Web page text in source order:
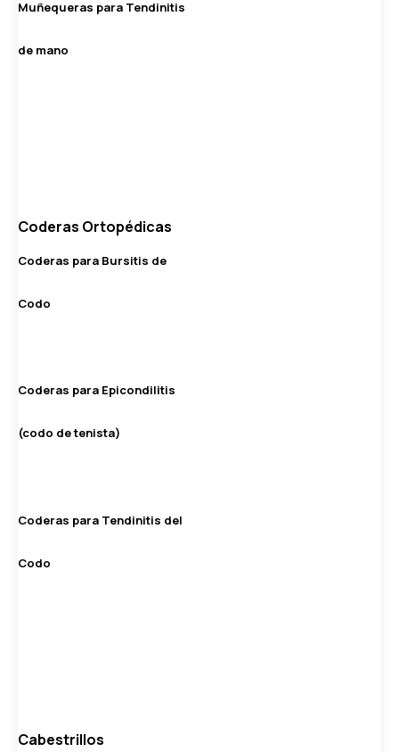
Muñequeras para Tendinitis
de mano
Coderas Ortopédicas
Coderas para Bursitis de
Codo
Coderas para Epicondilitis
(codo de tenista)
Coderas para Tendinitis del
Codo
Cabestrillos